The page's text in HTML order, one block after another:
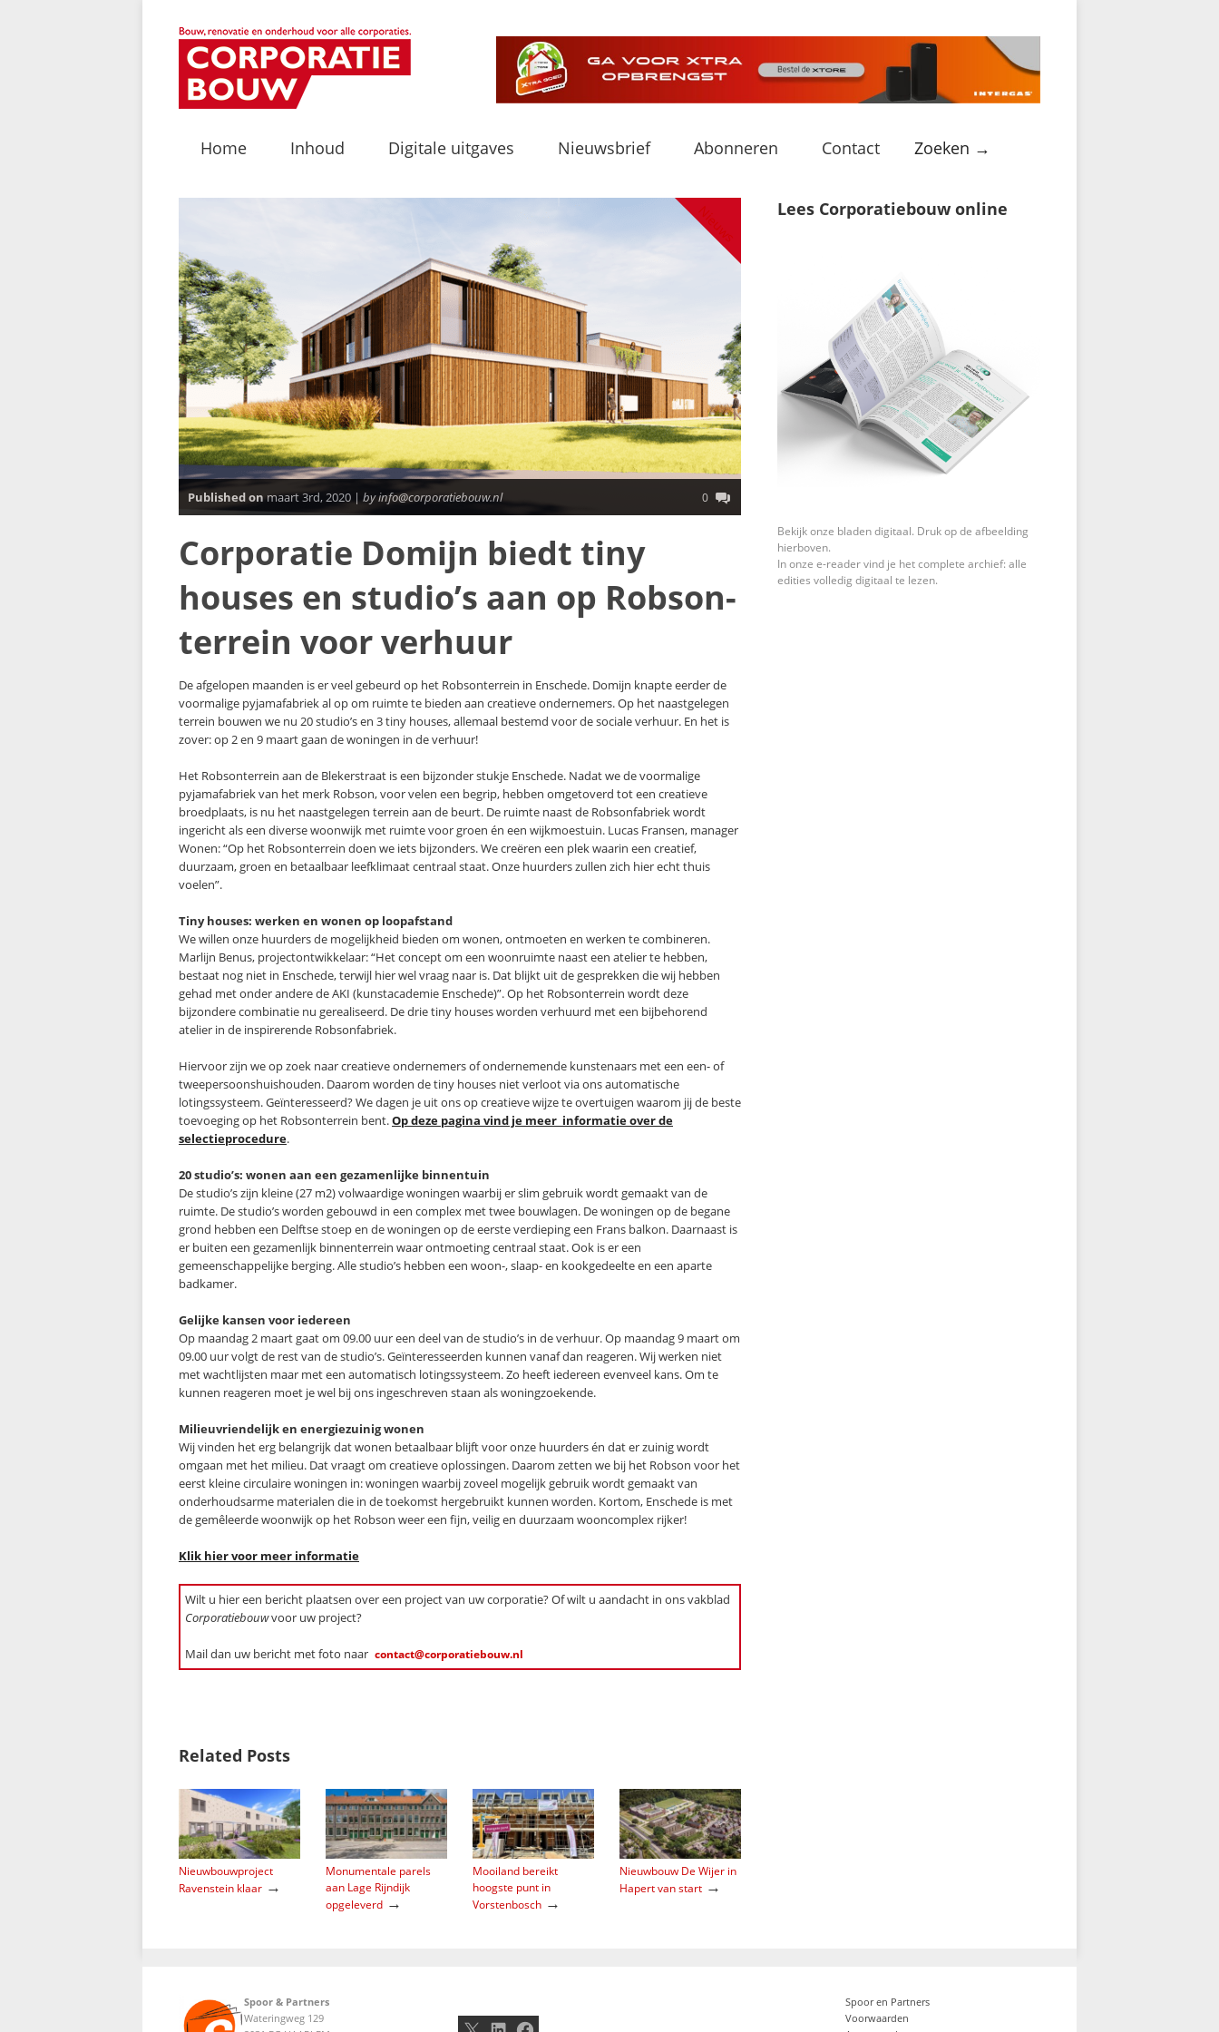
Home Inhoud Digitale uitgaves Nieuwsbrief Abonneren Contact Zoeken →
Nieuws
Published onmaart 3rd, 2020 | by info@corporatiebouw.nl 0
Corporatie Domijn biedt tiny
houses en studio’s aan op Robson-
terrein voor verhuur
De afgelopen maanden is er veel gebeurd op het Robsonterrein in Enschede. Domijn knapte eerder de
voormalige pyjamafabriek al op om ruimte te bieden aan creatieve ondernemers. Op het naastgelegen
terrein bouwen we nu 20 studio’s en 3 tiny houses, allemaal bestemd voor de sociale verhuur. En het is
zover: op 2 en 9 maart gaan de woningen in de verhuur!
Het Robsonterrein aan de Blekerstraat is een bijzonder stukje Enschede. Nadat we de voormalige
pyjamafabriek van het merk Robson, voor velen een begrip, hebben omgetoverd tot een creatieve
broedplaats, is nu het naastgelegen terrein aan de beurt. De ruimte naast de Robsonfabriek wordt
ingericht als een diverse woonwijk met ruimte voor groen én een wijkmoestuin. Lucas Fransen, manager
Wonen: “Op het Robsonterrein doen we iets bijzonders. We creëren een plek waarin een creatief,
duurzaam, groen en betaalbaar leefklimaat centraal staat. Onze huurders zullen zich hier echt thuis
voelen”.
Tiny houses: werken en wonen op loopafstand
We willen onze huurders de mogelijkheid bieden om wonen, ontmoeten en werken te combineren.
Marlijn Benus, projectontwikkelaar: “Het concept om een woonruimte naast een atelier te hebben,
bestaat nog niet in Enschede, terwijl hier wel vraag naar is. Dat blijkt uit de gesprekken die wij hebben
gehad met onder andere de AKI (kunstacademie Enschede)”. Op het Robsonterrein wordt deze
bijzondere combinatie nu gerealiseerd. De drie tiny houses worden verhuurd met een bijbehorend
atelier in de inspirerende Robsonfabriek.
Hiervoor zijn we op zoek naar creatieve ondernemers of ondernemende kunstenaars met een een- of
tweepersoonshuishouden. Daarom worden de tiny houses niet verloot via ons automatische
lotingssysteem. Geïnteresseerd? We dagen je uit ons op creatieve wijze te overtuigen waarom jij de beste
toevoeging op het Robsonterrein bent.Op deze pagina vind je meer informatie over de
selectieprocedure.
20 studio’s: wonen aan een gezamenlijke binnentuin
De studio’s zijn kleine (27 m2) volwaardige woningen waarbij er slim gebruik wordt gemaakt van de
ruimte. De studio’s worden gebouwd in een complex met twee bouwlagen. De woningen op de begane
grond hebben een Delftse stoep en de woningen op de eerste verdieping een Frans balkon. Daarnaast is
er buiten een gezamenlijk binnenterrein waar ontmoeting centraal staat. Ook is er een
gemeenschappelijke berging. Alle studio’s hebben een woon-, slaap- en kookgedeelte en een aparte
badkamer.
Gelijke kansen voor iedereen
Op maandag 2 maart gaat om 09.00 uur een deel van de studio’s in de verhuur. Op maandag 9 maart om
09.00 uur volgt de rest van de studio’s. Geïnteresseerden kunnen vanaf dan reageren. Wij werken niet
met wachtlijsten maar met een automatisch lotingssysteem. Zo heeft iedereen evenveel kans. Om te
kunnen reageren moet je wel bij ons ingeschreven staan als woningzoekende.
Milieuvriendelijk en energiezuinig wonen
Wij vinden het erg belangrijk dat wonen betaalbaar blijft voor onze huurders én dat er zuinig wordt
omgaan met het milieu. Dat vraagt om creatieve oplossingen. Daarom zetten we bij het Robson voor het
eerst kleine circulaire woningen in: woningen waarbij zoveel mogelijk gebruik wordt gemaakt van
onderhoudsarme materialen die in de toekomst hergebruikt kunnen worden. Kortom, Enschede is met
de gemêleerde woonwijk op het Robson weer een fijn, veilig en duurzaam wooncomplex rijker!
Klik hier voor meer informatie
Wilt u hier een bericht plaatsen over een project van uw corporatie? Of wilt u aandacht in ons vakblad
Corporatiebouwvoor uw project?
Mail dan uw bericht met foto naar contact@corporatiebouw.nl
Related Posts
Nieuwbouwproject
Ravenstein klaar →
Monumentale parels
aan Lage Rijndijk
opgeleverd →
Mooiland bereikt
hoogste punt in
Vorstenbosch →
Nieuwbouw De Wijer in
Hapert van start →
Lees Corporatiebouw online
Bekijk onze bladen digitaal. Druk op de afbeelding
hierboven.
In onze e-reader vind je het complete archief: alle
edities volledig digitaal te lezen.
Spoor & Partners
Wateringweg 129
X LinkedIn
Facebook
Spoor en Partners
Voorwaarden